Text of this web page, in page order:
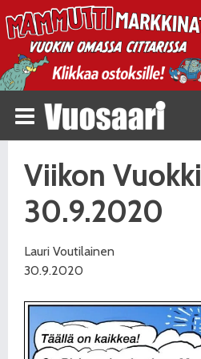
Viikon Vuokki
30.9.2020
Lauri Voutilainen
30.9.2020